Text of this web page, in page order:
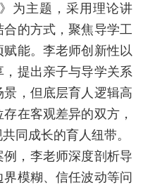
为主题，采用理论讲
的方式，聚焦导学工
能。李老师创新性以
提出亲子与导学关系
，但底层育人逻辑高
在客观差异的双方，
同成长的育人纽带。
，李老师深度剖析导
模糊、信任波动等问